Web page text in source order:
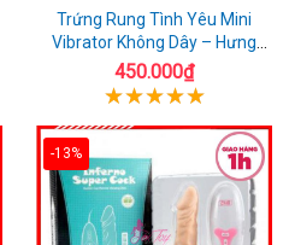
Trứng Rung Tình Yêu Mini
Vibrator Không Dây – Hưng
Phấn Mọi Nơi
450.000₫
-13%